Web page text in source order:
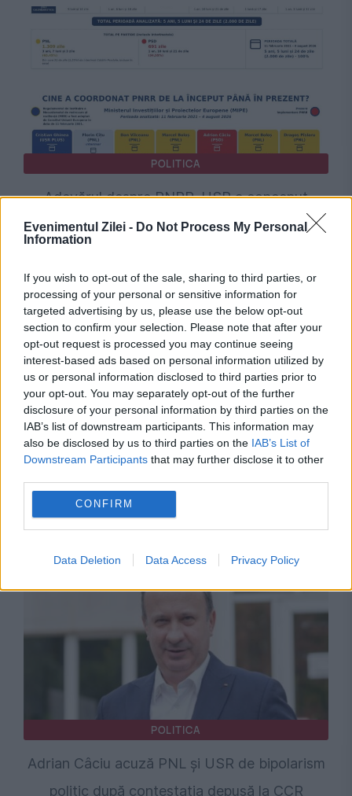
Evenimentul Zilei - Do Not Process My Personal
Information
If you wish to opt-out of the sale, sharing to third parties, or
processing of your personal or sensitive information for
targeted advertising by us, please use the below opt-out
section to confirm your selection. Please note that after your
opt-out request is processed you may continue seeing
interest-based ads based on personal information utilized by
us or personal information disclosed to third parties prior to
your opt-out. You may separately opt-out of the further
disclosure of your personal information by third parties on the
IAB’s list of downstream participants. This information may
also be disclosed by us to third parties on the IAB’s List of
Downstream Participants that may further disclose it to other
CONFIRM
Data Deletion Data Access Privacy Policy
POLITICA
Adevărul despre PNRR. USR a conceput
jaloanele prost trasate. PNL și PSD, eforturi
POLITICA
Bolojan: Agențiile de rating vor analiza trei
factori-cheie înainte de următoarea evaluare
a României
POLITICA
Adrian Câciu acuză PNL și USR de bipolarism
politic după contestația depusă la CCR